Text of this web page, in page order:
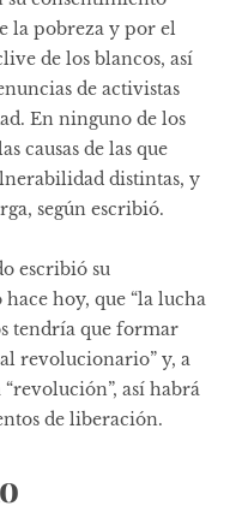
la pobreza y por el
de los blancos, así
de activistas
En ninguno de los
causas de las que
distintas, y
según escribió.
escribió su
hoy, que “la lucha
tendría que formar
revolucionario” y, a
así habrá
de liberación.